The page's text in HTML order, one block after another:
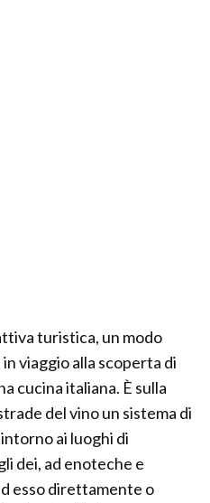
turistica, un modo
viaggio alla scoperta di
cucina italiana. È sulla
del vino un sistema di
ai luoghi di
dei, ad enoteche e
esso direttamente o